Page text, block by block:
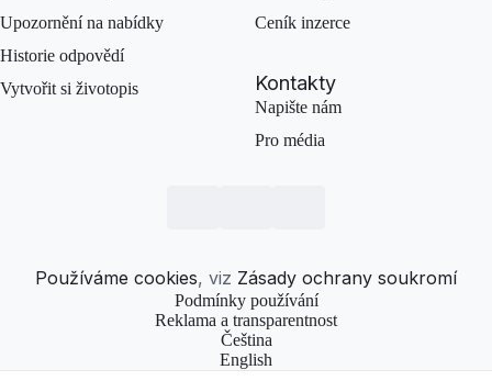
Upozornění na nabídky
Historie odpovědí
Vytvořit si životopis
Ceník inzerce
Kontakty
Napište nám
Pro média
Používáme cookies, viz Zásady ochrany soukromí
Podmínky používání
Reklama a transparentnost
Čeština
English